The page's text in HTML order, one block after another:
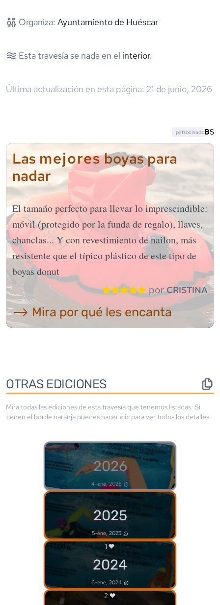
Organiza: Ayuntamiento de Huéscar
Esta travesía se nada en el interior.
Última actualización en esta página: 21 de junio, 2026
Las mejoresboyas para
nadar
El tamaño perfecto para llevar lo imprescindible:
móvil (protegido por la funda de regalo), llaves,
chanclas... Y con revestimiento de nailon, más
resistente que el típico plástico de este tipo de
boyas donut
porCRISTINA
⟶ Mira por qué les encanta
patrocinado
OTRAS EDICIONES
Mira todas las ediciones de esta travesía que tenemos listadas. Si
tienen el borde naranja puedes hacer clic para ver todos los detalles.
2026
4-ene, 2026
2025
5-ene, 2025
1
2024
6-ene, 2024
2